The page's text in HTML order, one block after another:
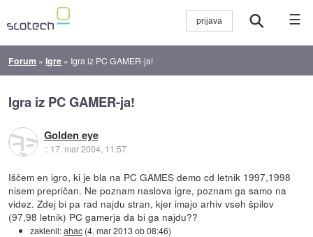
☰
Forum »Igre » Igra iz PC GAMER-ja!
Igra iz PC GAMER-ja!
Golden eye
:: 17. mar 2004, 11:57
Iščem en igro, ki je bla na PC GAMES demo cd letnik 1997,1998
nisem prepričan. Ne poznam naslova igre, poznam ga samo na
videz. Zdej bi pa rad najdu stran, kjer imajo arhiv vseh špilov
(97,98 letnik) PC gamerja da bi ga najdu??
zaklenil:ahac (4. mar 2013 ob 08:46)